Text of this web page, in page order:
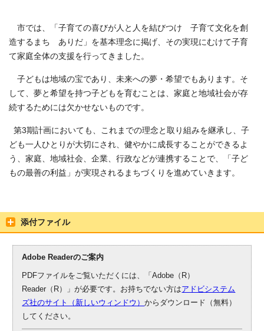
市では、「子育ての喜びが人と人を結びつけ 子育て文化を創
造するまち ありだ」を基本理念に掲げ、その実現にむけて子育
て家庭全体の支援を行ってきました。
子どもは地域の宝であり、未来への夢・希望でもあります。そ
して、夢と希望を持つ子どもを育むことは、家庭と地域社会が存
続するためには欠かせないものです。
第3期計画においても、これまでの理念と取り組みを継承し、子
ども一人ひとりが大切にされ、健やかに成長することができるよ
う、家庭、地域社会、企業、行政などが連携することで、「子ど
もの最善の利益」が実現されるまちづくりを進めていきます。
添付ファイル
Adobe Readerのご案内
PDFファイルをご覧いただくには、「Adobe（R）
Reader（R）」が必要です。お持ちでない方はアドビシステム
ズ社のサイト（新しいウィンドウ）からダウンロード（無料）
してください。